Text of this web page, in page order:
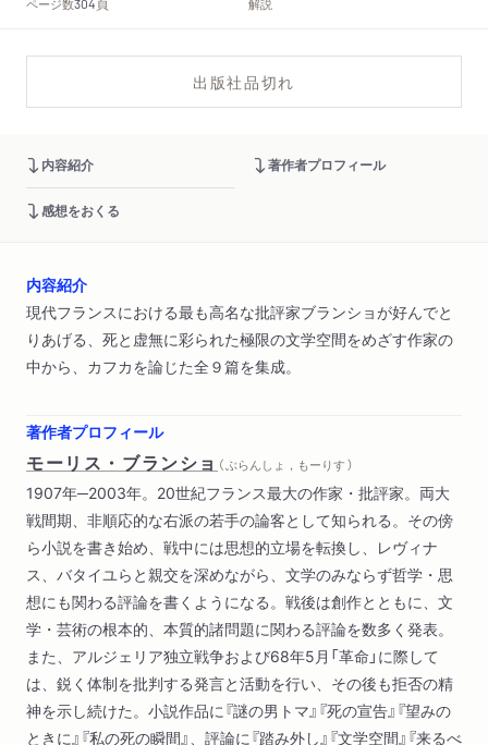
304
出版社品切れ
内容紹介 著作者プロフィール
感想をおくる
内容紹介
現代フランスにおける最も高名な批評家ブランショが好んでと
りあげる、死と虚無に彩られた極限の文学空間をめざす作家の
中から、カフカを論じた全９篇を集成。
著作者プロフィール
モーリス・ブランショ （ ぶらんしょ，もーりす ）
1907年─2003年。20世紀フランス最大の作家・批評家。両大
戦間期、非順応的な右派の若手の論客として知られる。その傍
ら小説を書き始め、戦中には思想的立場を転換し、レヴィナ
ス、バタイユらと親交を深めながら、文学のみならず哲学・思
想にも関わる評論を書くようになる。戦後は創作とともに、文
学・芸術の根本的、本質的諸問題に関わる評論を数多く発表。
また、アルジェリア独立戦争および68年5月「革命」に際して
は、鋭く体制を批判する発言と活動を行い、その後も拒否の精
神を示し続けた。小説作品に『謎の男トマ』『死の宣告』『望みの
ときに』『私の死の瞬間』、評論に『踏み外し』『文学空間』『来るべ